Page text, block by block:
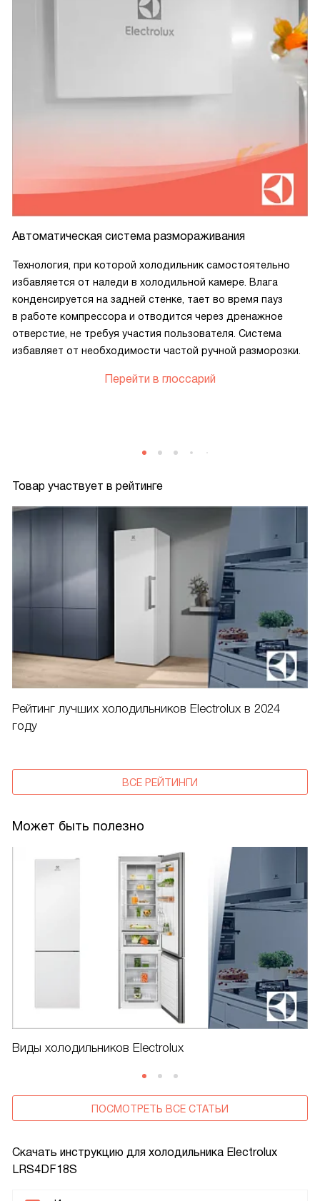
Скачать инструкцию для холодильника Electrolux
LRS4DF18S
Автоматическая система размораживания
Технология, при которой холодильник самостоятельно
избавляется от наледи в холодильной камере. Влага
конденсируется на задней стенке, тает во время пауз
в работе компрессора и отводится через дренажное
отверстие, не требуя участия пользователя. Система
избавляет от необходимости частой ручной разморозки.
Перейти в глоссарий
Товар участвует в рейтинге
Рейтинг лучших холодильников Electrolux в 2024
году
ВСЕ РЕЙТИНГИ
Может быть полезно
Виды холодильников Electrolux
ПОСМОТРЕТЬ ВСЕ СТАТЬИ